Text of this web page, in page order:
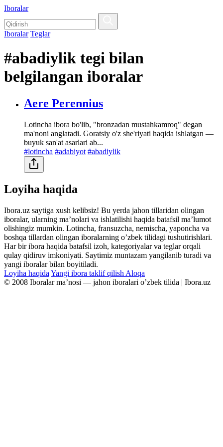
Iboralar
Iboralar Teglar
#abadiylik tegi bilan
belgilangan iboralar
Aere Perennius
Lotincha ibora bo'lib, "bronzadan mustahkamroq" degan
ma'noni anglatadi. Goratsiy o'z she'riyati haqida ishlatgan —
buyuk san'at asarlari ab...
#lotincha #adabiyot #abadiylik
Loyiha haqida
Ibora.uz saytiga xush kelibsiz! Bu yerda jahon tillaridan olingan
iboralar, ularning maʼnolari va ishlatilishi haqida batafsil maʼlumot
olishingiz mumkin. Lotincha, fransuzcha, nemischa, yaponcha va
boshqa tillardan olingan iboralarning oʼzbek tilidagi tushutirishlari.
Har bir ibora haqida batafsil izoh, kategoriyalar va teglar orqali
qulay qidiruv imkoniyati. Saytimiz muntazam yangilanib turadi va
yangi iboralar bilan boyitiladi.
Loyiha haqida Yangi ibora taklif qilish Aloqa
© 2008 Iboralar maʼnosi — jahon iboralari oʼzbek tilida | Ibora.uz